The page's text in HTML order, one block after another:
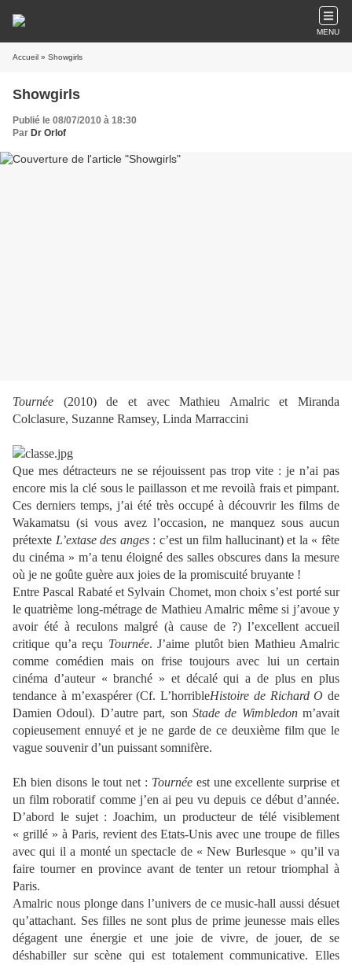
MENU
Accueil » Showgirls
Showgirls
Publié le 08/07/2010 à 18:30
Par Dr Orlof
Tournée (2010) de et avec Mathieu Amalric et Miranda
Colclasure, Suzanne Ramsey, Linda Marraccini
Que mes détracteurs ne se réjouissent pas trop vite : je n’ai pas
encore mis la clé sous le paillasson et me revoilà frais et pimpant.
Ces derniers temps, j’ai été très occupé à découvrir les films de
Wakamatsu (si vous avez l’occasion, ne manquez sous aucun
prétexte L’extase des anges: c’est un film hallucinant) et la « fête
du cinéma » m’a tenu éloigné des salles obscures dans la mesure
où je ne goûte guère aux joies de la promiscuité bruyante !
Entre Pascal Rabaté et Sylvain Chomet, mon choix s’est porté sur
le quatrième long-métrage de Mathieu Amalric même si j’avoue y
avoir été à reculons malgré (à cause de ?) l’excellent accueil
critique qu’a reçu Tournée. J’aime plutôt bien Mathieu Amalric
comme comédien mais on frise toujours avec lui un certain
cinéma d’auteur « branché » et décalé qui a de plus en plus
tendance à m’exaspérer (Cf. L’horribleHistoire de Richard O de
Damien Odoul). D’autre part, son Stade de Wimbledonm’avait
copieusement ennuyé et je ne garde de ce deuxième film que le
vague souvenir d’un puissant somnifère.
Eh bien disons le tout net : Tournéeest une excellente surprise et
un film roboratif comme j’en ai peu vu depuis ce début d’année.
D’abord le sujet : Joachim, un producteur de télé visiblement
« grillé » à Paris, revient des Etats-Unis avec une troupe de filles
avec qui il a monté un spectacle de « New Burlesque » qu’il va
faire tourner en province avant de tenter un retour triomphal à
Paris.
Amalric nous plonge dans l’univers de ce music-hall aussi désuet
qu’attachant. Ses filles ne sont plus de prime jeunesse mais elles
dégagent une énergie et une joie de vivre, de jouer, de se
déshabiller sur scène qui est totalement communicative. Elles